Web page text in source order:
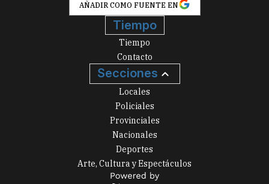
AÑADIR COMO FUENTE EN
Tiempo
Tiempo
Contacto
Secciones
Locales
Policiales
Provinciales
Nacionales
Deportes
Arte, Cultura y Espectáculos